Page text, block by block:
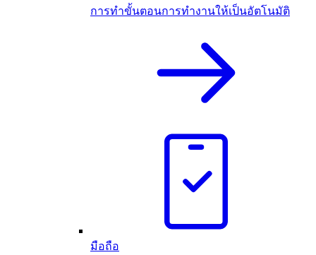
การทำขั้นตอนการทำงานให้เป็นอัตโนมัติ
มือถือ